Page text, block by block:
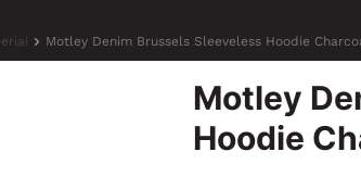
Motley Denim Brussels Sleeveless Hoodie
Motley
Hoodie